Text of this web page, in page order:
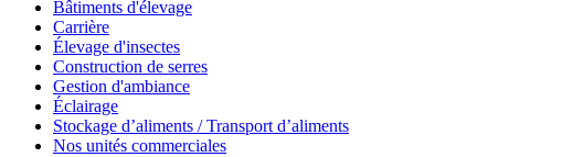
Bâtiments d'élevage
Carrière
Élevage d'insectes
Construction de serres
Gestion d'ambiance
Éclairage
Stockage d’aliments / Transport d’aliments
Nos unités commerciales